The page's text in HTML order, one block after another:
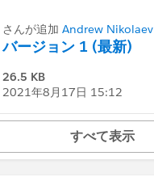
さんが追加 Andrew Nikolaev
バージョン 1 (最新)
26.5 KB
2021年8月17日 15:12
すべて表示